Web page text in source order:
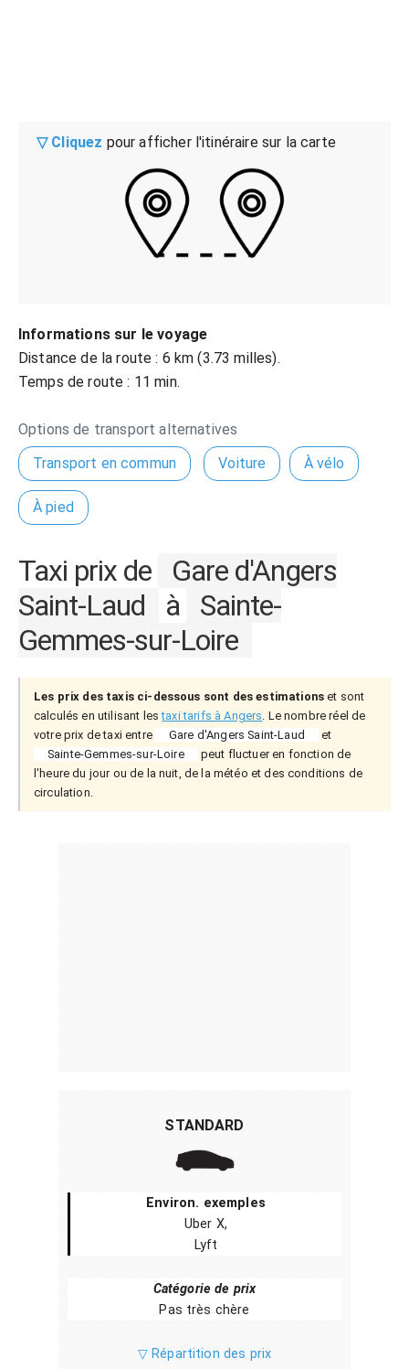
▽ Cliquez pour afficher l'itinéraire sur la carte
Informations sur le voyage
Distance de la route : 6 km (3.73 milles).
Temps de route : 11 min.
Options de transport alternatives
Transport en commun
Voiture À vélo
À pied
Taxi prix de
Gare d'Angers
Saint-Laud
à
Sainte-
Gemmes-sur-Loire
Les prix des taxis ci-dessous sont des estimations et sont
calculés en utilisant lestaxi tarifs à Angers. Le nombre réel de
votre prix de taxi entre
Gare d'Angers Saint-Laud
et
Sainte-Gemmes-sur-Loire
peut fluctuer en fonction de
l'heure du jour ou de la nuit, de la météo et des conditions de
circulation.
STANDARD
Environ. exemples
Uber X,
Lyft
Catégorie de prix
Pas très chère
▽ Répartition des prix